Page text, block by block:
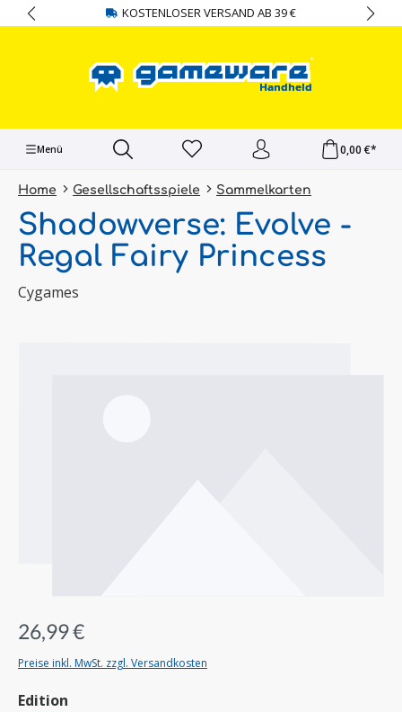
springen KOSTENLOSER VERSAND AB 39 €
Menü 0,00 €*
Home Gesellschaftsspiele Sammelkarten
Shadowverse: Evolve -
Regal Fairy Princess
Cygames
26,99 €
Preise inkl. MwSt. zzgl. Versandkosten
Edition